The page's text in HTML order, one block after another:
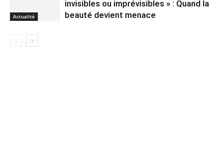
Actualité
invisibles ou imprévisibles » : Quand la
beauté devient menace